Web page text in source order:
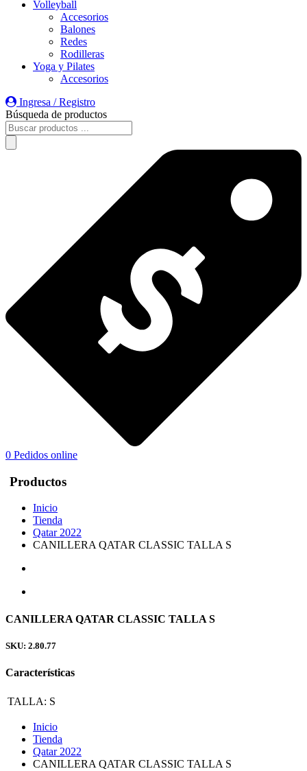
Volleyball
Accesorios
Balones
Redes
Rodilleras
Yoga y Pilates
Accesorios
Ingresa / Registro
Búsqueda de productos
0 Pedidos online
Productos
Inicio
Tienda
Qatar 2022
CANILLERA QATAR CLASSIC TALLA S
CANILLERA QATAR CLASSIC TALLA S
SKU: 2.80.77
Características
TALLA: S
Inicio
Tienda
Qatar 2022
CANILLERA QATAR CLASSIC TALLA S